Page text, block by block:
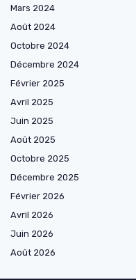
Mars 2024
Août 2024
Octobre 2024
Décembre 2024
Février 2025
Avril 2025
Juin 2025
Août 2025
Octobre 2025
Décembre 2025
Février 2026
Avril 2026
Juin 2026
Août 2026